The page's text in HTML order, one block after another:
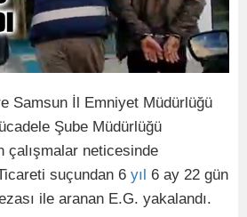
Samsun İl Emniyet Müdürlüğü
Şube Müdürlüğü
çalışmalar neticesinde
suçundan 6 yıl 6 ay 22 gün
ile aranan E.G. yakalandı.